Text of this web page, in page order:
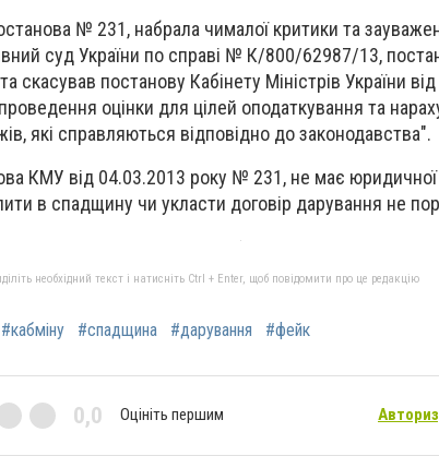
№ 231, набрала чималої критики та
суд України по справі № К/800/62987/13,
скасував постанову Кабінету Міністрів України
оцінки для цілей оподаткування та
які справляються відповідно до законодавства".
КМУ від 04.03.2013 року № 231, не має
в спадщину чи укласти договір дарування не
необхідний текст і натисніть Ctrl + Enter, щоб повідомити про це редакцію
#кабміну #спадщина #дарування #фейк
0,0 Оцініть першим